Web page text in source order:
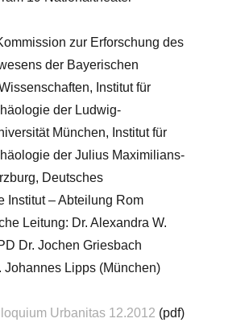
zur Erforschung des
der Bayerischen
Institut für
der Ludwig-
München, Institut für
der Julius Maximilians-
Deutsches
Institut – Abteilung Rom
Leitung: Dr. Alexandra W.
Dr. Jochen Griesbach
Johannes Lipps (München)
Urbanitas 12.2012 (pdf)